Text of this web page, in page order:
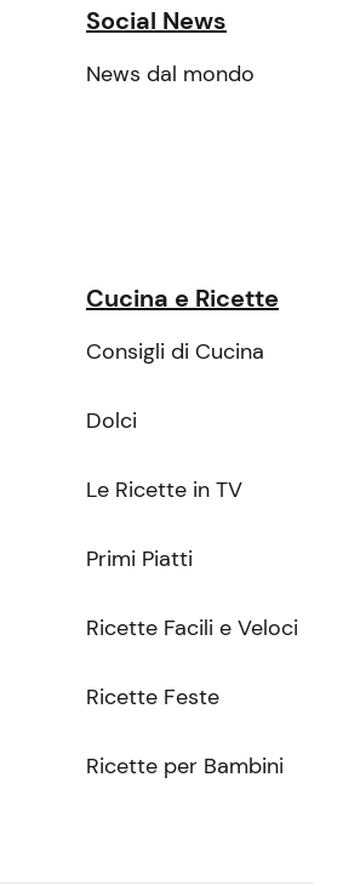
Social News
News dal mondo
Cucina e Ricette
Consigli di Cucina
Dolci
Le Ricette in TV
Primi Piatti
Ricette Facili e Veloci
Ricette Feste
Ricette per Bambini